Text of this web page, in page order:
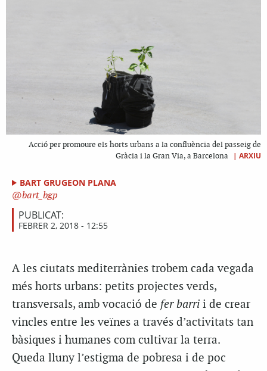
Acció per promoure els horts urbans a la confluència del passeig de
Gràcia i la Gran Via, a Barcelona
| ARXIU
BART GRUGEON PLANA
bart_bgp
PUBLICAT:
FEBRER 2, 2018 - 12:55
A les ciutats mediterrànies trobem cada vegada
més horts urbans: petits projectes verds,
transversals, amb vocació de fer barri i de crear
vincles entre les veïnes a través d’activitats tan
bàsiques i humanes com cultivar la terra.
Queda lluny l’estigma de pobresa i de poc